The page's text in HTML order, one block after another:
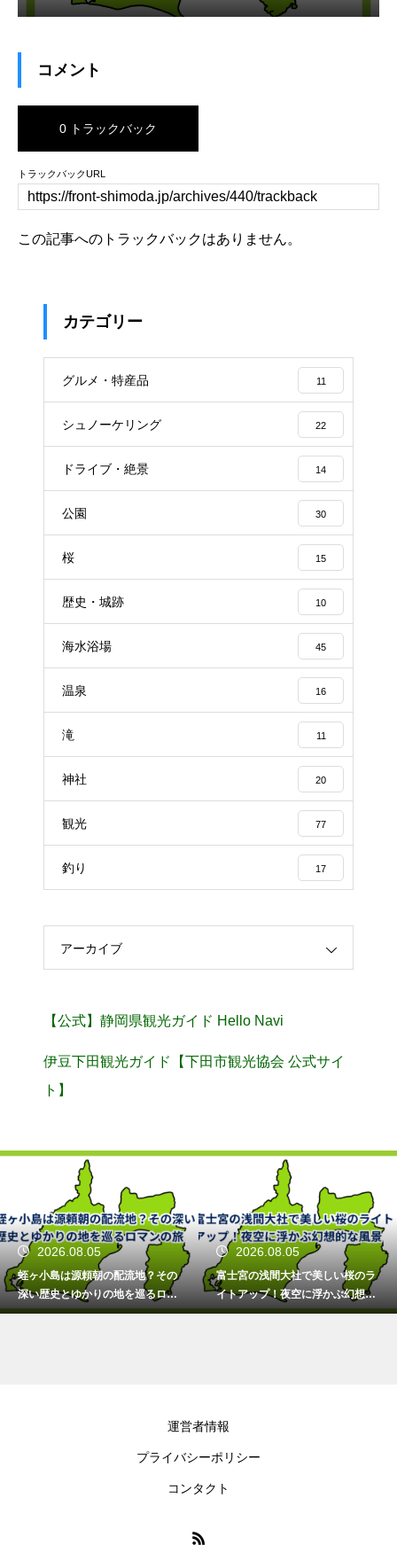
コメント
0 トラックバック
トラックバックURL
この記事へのトラックバックはありません。
カテゴリー
グルメ・特産品 11
シュノーケリング 22
ドライブ・絶景 14
公園 30
桜 15
歴史・城跡 10
海水浴場 45
温泉 16
滝 11
神社 20
観光 77
釣り 17
アーカイブ
【公式】静岡県観光ガイド Hello Navi
伊豆下田観光ガイド【下田市観光協会 公式サイ
ト】
2026.08.05
蛭ヶ小島は源頼朝の配流地？その
深い歴史とゆかりの地を巡るロマ
ンの旅
2026.08.05
富士宮の浅間大社で美しい桜のラ
イトアップ！夜空に浮かぶ幻想的
な風景
運営者情報
プライバシーポリシー
コンタクト